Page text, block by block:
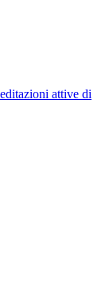
attive di